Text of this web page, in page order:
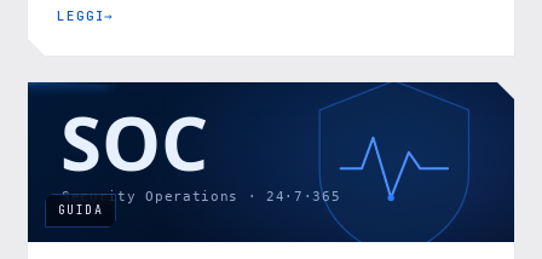
LEGGI
GUIDA